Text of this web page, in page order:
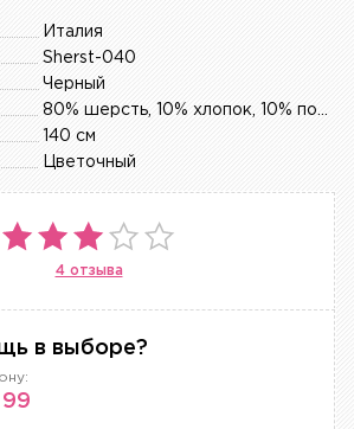
Италия
Sherst-040
Черный
140 см
Цветочный
4 отзыва
в выборе?
99